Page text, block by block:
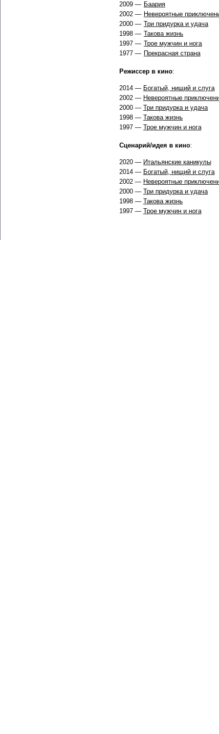
2009 — Баария
2002 — Невероятные
2000 — Три придурка и удача
1998 — Такова жизнь
1997 — Трое мужчин и нога
1977 — Прекрасная страна
Режиссер в кино:
2014 — Богатый, нищий и слуга
2002 — Невероятные
2000 — Три придурка и удача
1998 — Такова жизнь
1997 — Трое мужчин и нога
Сценарий/идея в кино:
2020 — Итальянские каникулы
2014 — Богатый, нищий и слуга
2002 — Невероятные
2000 — Три придурка и удача
1998 — Такова жизнь
1997 — Трое мужчин и нога